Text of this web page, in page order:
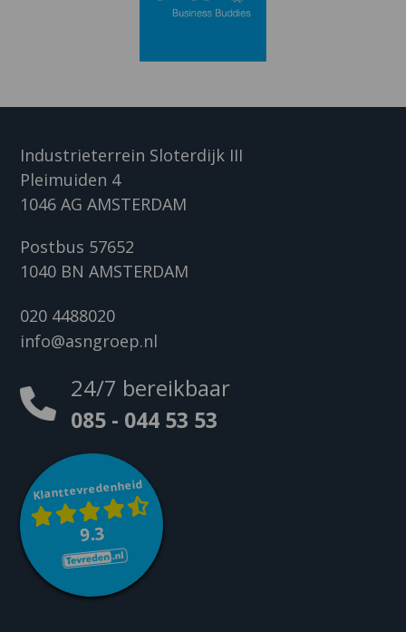
Industrieterrein Sloterdijk III
Pleimuiden 4
1046 AG AMSTERDAM
Postbus 57652
1040 BN AMSTERDAM
020 4488020
info@asngroep.nl
24/7 bereikbaar
085 - 044 53 53
Klanttevredenheid
9.3